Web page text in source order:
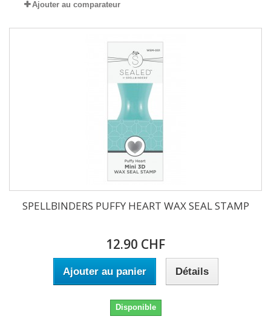
Ajouter au comparateur
SPELLBINDERS PUFFY HEART WAX SEAL STAMP
12.90 CHF
Ajouter au panier Détails
Disponible